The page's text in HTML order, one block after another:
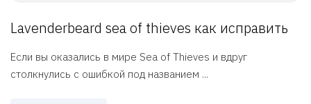
Lavenderbeard sea of thieves как исправить
Если вы оказались в мире Sea of Thieves и вдруг
столкнулись с ошибкой под названием ...